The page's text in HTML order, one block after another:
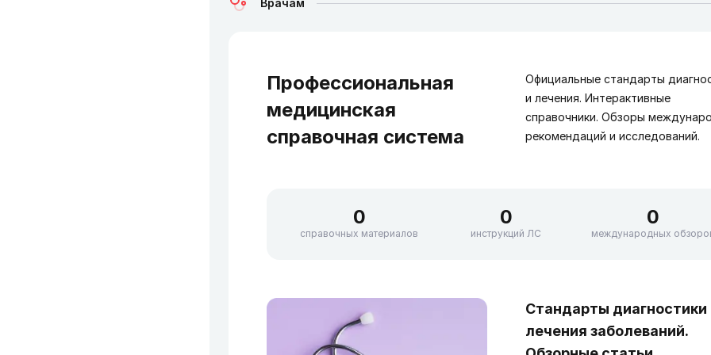
Врачам
Профессиональная
медицинская
справочная система
Официальные стандарты
и лечения. Интерактивные
справочники. Обзоры
рекомендаций и исследований.
0
справочных материалов
0
инструкций ЛС
0
международных
Стандарты диагностики
лечения заболеваний.